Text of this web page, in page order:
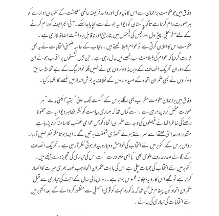
وفاق میں جو حکومت براجمان ہے اس کا بنیادی اور واحد فریضہ عالمی معیشت کے نگہبان ادارے کو
ہر صورت رام کرنا ہے تاکہ پاکستان کو دیوالیہ ہونے سے بچایا جاسکے۔آئی ایم ایف کو رام کرنے
کے لئے مگر بجلی،پیٹرول اور گیس کی قیمتوں میں بتدریج اور ناقابل برداشت اضافہ لازمی ہے۔
حکومت اس کا اعلان کرتی ہے تو عوا م بلبلااٹھتے ہیں۔ پنجاب کے حالیہ ضمنی انتخابات نے یہ بھی
ثابت کردیا کہ عوام کی بلبلاہٹ اب غصے میں بدل رہی ہے ۔جن بیس نشستوں پر انتخاب ہوئے ان
کے دوران تحریک انصاف کے دیرینہ ووٹروں ہی نے نہیں بلکہ نواز لیگ کے بے تحاشہ سابق
ووٹروں نے بھی حکمران اتحاد کے امیدواروں کے خلاف پرجوش انداز میں غصے کا اظہار کیا۔
وفاق میں براجمان حکومت مگر اب بھی اگلے برس کے اگست تک اپنی ’’بقیہ آئینی مدت‘‘ ہر
صورت مکمل کرنا چاہ رہی ہے۔اسے گماں تھا کہ ہماری ریاست کو نظر بظاہر دیوالیہ سے محفوظ
رکھنے کی خاطر اٹھائے فیصلوں کی وجہ سے حکمران اتحاد کو جس عوامی غضب کا سامنا کرنا پڑرہا ہے
مقتدر اور عدالتی حلقے اسے سراہتے ہوئے تھوڑی شفقت برتیں گے۔ ایسا ہوتا مگر نظر نہیں آرہا۔
رواں برس کے اکتوبر میں نئے انتخاب کی خواہش دوبارہ بیدار ہوتی نظر آرہی ہے۔تحریک انصاف
کے لگائے صدر عارف علوی بھی ’’باہمی مشاورت‘‘ سے اس کی تیاری کی تجویز دے بیٹھے ہیں۔
اکتوبر میں نئے انتخاب کی جو بات چلی ہے اس کی بابت حکمران اتحاد جب غصہ بھری حیرت کا اظہار
کرتا ہے تو مجھے اس کا رویہ بچگانہ محسوس ہوتا ہے۔ رواں مالی سال کے بجٹ کی تیاری سے قبل
حکمران اتحاد کو یہ پیغام مل گیا تھا کہ مذکورہ بجٹ کوقومی اسمبلی سے منظور کروانے کے بعد اکتوبر میں
نئے انتخابات کی تیاری کی جائے۔